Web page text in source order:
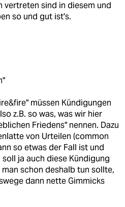
vertreten sind in diesem und
so und gut ist's.
müssen Kündigungen
z.B. so was, was wir hier
Friedens" nennen. Dazu
von Urteilen (common
so etwas der Fall ist und
ja auch diese Kündigung
schon deshalb tun sollte,
dann nette Gimmicks